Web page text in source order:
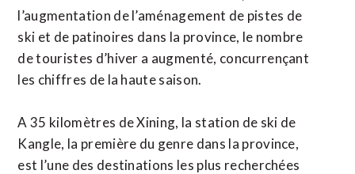
l’augmentation de l’aménagement de pistes de
ski et de patinoires dans la province, le nombre
de touristes d’hiver a augmenté, concurrençant
les chiffres de la haute saison.
A 35 kilomètres de Xining, la station de ski de
Kangle, la première du genre dans la province,
est l’une des destinations les plus recherchées